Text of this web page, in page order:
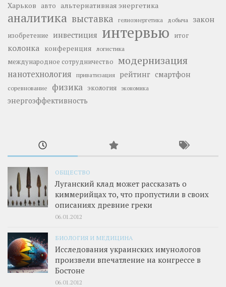
Харьков авто альтернативная энергетика
аналитика выставка гелиоэнергетика добыча закон
изобретение инвестиция интервью итог
колонка конференция логистика
международное сотрудничество модернизация
нанотехнология приватизация рейтинг смартфон
соревнование физика экология экономика
энергоэффективность
ОБЩЕСТВО
Луганский клад может рассказать о
киммерийцах то, что пропустили в своих
описаниях древние греки
06.01.2012
БИОЛОГИЯ И МЕДИЦИНА
Исследования украинских имунологов
произвели впечатление на конгрессе в
Бостоне
06.01.2012